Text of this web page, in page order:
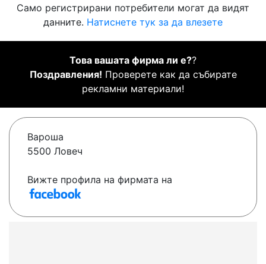
Само регистрирани потребители могат да видят
данните. Натиснете тук за да влезете
Това вашата фирма ли е??
Поздравления! Проверете как да събирате
рекламни материали!
Вароша
5500 Ловеч
Вижте профила на фирмата на